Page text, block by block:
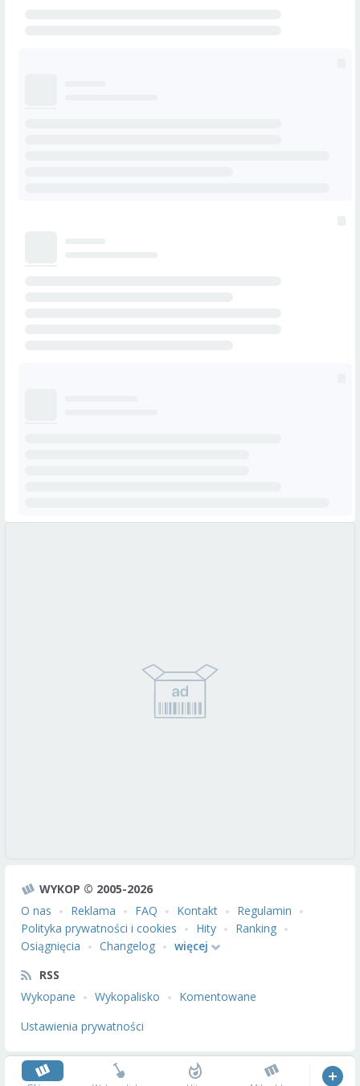
WYKOP © 2005-2026
O nas
Reklama FAQ Kontakt
Regulamin
Polityka prywatności i cookies
Hity
Ranking
Osiągnięcia
Changelog
więcej
RSS
Wykopane
Wykopalisko
Komentowane
Ustawienia prywatności